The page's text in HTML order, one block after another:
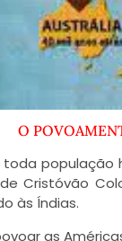
O
Cristóvão
às Índias.
as